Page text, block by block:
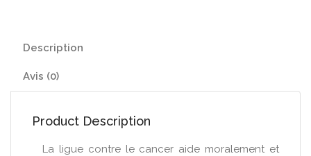
Description
Avis (0)
Product Description
La ligue contre le cancer aide moralement et